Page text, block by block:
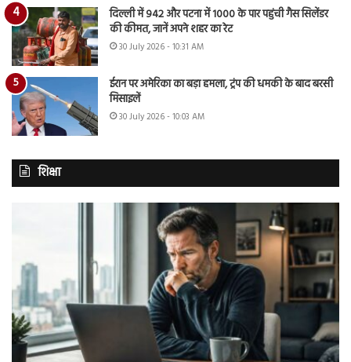
दिल्ली में 942 और पटना में 1000 के पार पहुंची गैस सिलेंडर
की कीमत, जानें अपने शहर का रेट
30 July 2026 - 10:31 AM
ईरान पर अमेरिका का बड़ा हमला, ट्रंप की धमकी के बाद बरसी
मिसाइलें
30 July 2026 - 10:03 AM
शिक्षा